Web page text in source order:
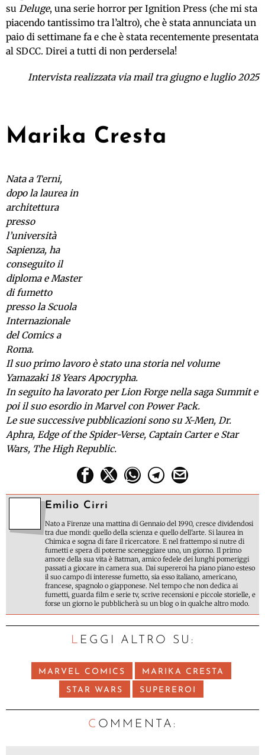
su Deluge, una serie horror per Ignition Press (che mi sta
piacendo tantissimo tra l’altro), che è stata annunciata un
paio di settimane fa e che è stata recentemente presentata
al SDCC. Direi a tutti di non perdersela!
Intervista realizzata via mail tra giugno e luglio 2025
Marika Cresta
Nata a Terni,
dopo la laurea in
architettura
presso
l’università
Sapienza, ha
conseguito il
diploma e Master
di fumetto
presso la Scuola
Internazionale
del Comics a
Roma.
Il suo primo lavoro è stato una storia nel volume
Yamazaki 18 Years Apocrypha.
In seguito ha lavorato per Lion Forge nella saga Summit e
poi il suo esordio in Marvel con Power Pack.
Le sue successive pubblicazioni sono su X-Men, Dr.
Aphra, Edge of the Spider-Verse, Captain Carter e Star
Wars, The High Republic.
Emilio Cirri
Nato a Firenze una mattina di Gennaio del 1990, cresce dividendosi
tra due mondi: quello della scienza e quello dell'arte. Si laurea in
Chimica e sogna di fare il ricercatore. E nel frattempo si nutre di
fumetti e spera di poterne sceneggiare uno, un giorno. Il primo
amore della sua vita è Batman, amico fedele dei lunghi pomeriggi
passati a giocare in camera sua. Dai supereroi ha piano piano esteso
il suo campo di interesse fumetto, sia esso italiano, americano,
francese, spagnolo o giapponese. Nel tempo che non dedica ai
fumetti, guarda film e serie tv, scrive recensioni e piccole storielle, e
forse un giorno le pubblicherà su un blog o in qualche altro modo.
LEGGI ALTRO SU:
MARVEL COMICS MARIKA CRESTA
STAR WARS SUPEREROI
C OMMENTA: